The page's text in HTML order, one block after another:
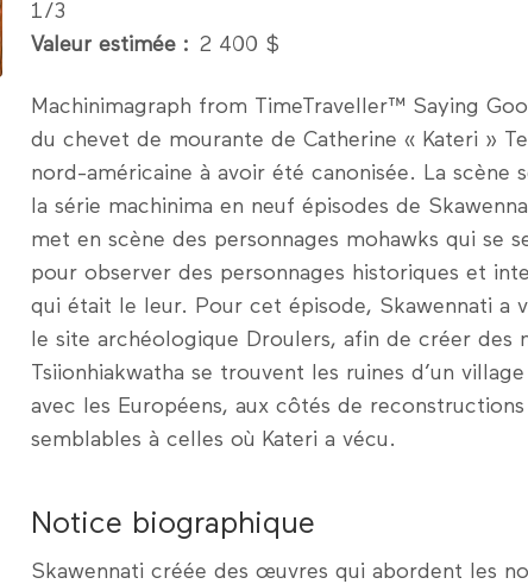
1/3
Valeur estimée
2 400 $
Machinimagraph from TimeTraveller™ Saying
du chevet de mourante de Catherine « Kateri »
nord-américaine à avoir été canonisée. La scène
la série machinima en neuf épisodes de
met en scène des personnages mohawks qui se
pour observer des personnages historiques et
qui était le leur. Pour cet épisode, Skawennati a
le site archéologique Droulers, afin de créer des
Tsiionhiakwatha se trouvent les ruines d’un
avec les Européens, aux côtés de
semblables à celles où Kateri a vécu.
Notice biographique
Skawennati créée des œuvres qui abordent les